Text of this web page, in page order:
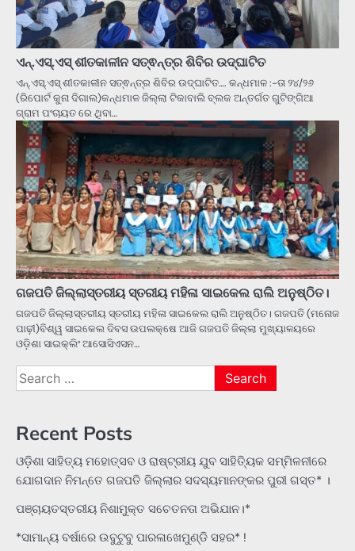
ଏନ୍.ଏସ୍.ଏସ୍ ଶୀତକାଳୀନ ସତ୍ଵନ୍ତ୍ର ଶିବିର ଉଦ୍ଘାଟିତ
ଏନ୍.ଏସ୍.ଏସ୍ ଶୀତକାଳୀନ ସତ୍ଵନ୍ତ୍ର ଶିବିର ଉଦ୍ଘାଟିତ…. କନ୍ଧମାଳ :-ତା ୨୪/୨୬
(ରିପୋର୍ଟ କୁନା ଦିଗାଲ)କନ୍ଧମାଳ ଜିଲ୍ଲା ଟିକାବାଲି ବ୍ଲକ ଅନ୍ତର୍ଗତ ଗୁଟିଙ୍ଗିଆ
ଗ୍ରାମ ପଂଚାୟତ ରେ ଥିବା…
ଗଜପତି ଜିଲ୍ଲାସ୍ତରୀୟ ସ୍ତରୀୟ ମହିଳା ସାଇକେଲ ରାଲି ଅନୁଷ୍ଠିତ।
ଗଜପତି ଜିଲ୍ଲାସ୍ତରୀୟ ସ୍ତରୀୟ ମହିଳା ସାଇକେଲ ରାଲି ଅନୁଷ୍ଠିତ। ଗଜପତି (ମନୋଜ
ପାଢ଼ୀ)ବିଶ୍ୱ ସାଇକେଲ ଦିବସ ଉପଲକ୍ଷେ ଆଜି ଗଜପତି ଜିଲ୍ଲା ମୁଖ୍ୟାଳୟରେ
ଓଡ଼ିଶା ସାଇକ୍ଲିଂ ଆସୋସିଏସନ…
Search
for:
Recent Posts
ଓଡ଼ିଶା ସାହିତ୍ୟ ମହୋତ୍ସବ ଓ ରାଷ୍ଟ୍ରୀୟ ଯୁବ ସାହିତ୍ୟିକ ସମ୍ମିଳନୀରେ
ଯୋଗଦାନ ନିମନ୍ତେ ଗଜପତି ଜିଲ୍ଲାର ସଦସ୍ୟମାନଙ୍କର ପୁରୀ ଗସ୍ତ* ।
ପଞ୍ଚାୟତସ୍ତରୀୟ ନିଶାମୁକ୍ତ ସଚେତନତା ଅଭିଯାନ।*
*ସାମାନ୍ୟ ବର୍ଷାରେ ଉବୁଟୁବୁ ପାରଳାଖେମୁଣ୍ଡି ସହର* !